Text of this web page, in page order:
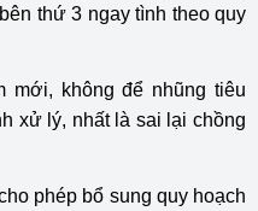
thứ 3 ngay tình theo quy
mới, không để nhũng tiêu
xử lý, nhất là sai lại chồng
phép bổ sung quy hoạch